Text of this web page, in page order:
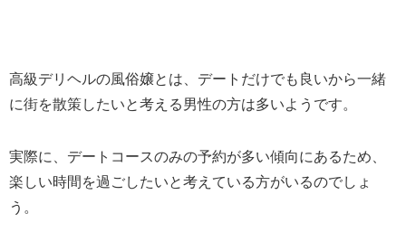
高級デリヘルの風俗嬢とは、デートだけでも良いから一緒
に街を散策したいと考える男性の方は多いようです。
実際に、デートコースのみの予約が多い傾向にあるため、
楽しい時間を過ごしたいと考えている方がいるのでしょ
う。